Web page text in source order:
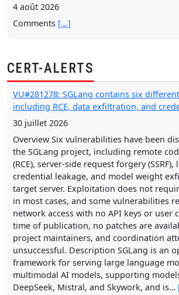
4 août 2026
Comments [...]
Plate Readers
6 août 2026
Comments[...]
The Simple Elegance of the Integrated
Loopback Fastener
2 août 2026
Comments[...]
Pareto Front
29 juillet 2026
Comments[...]
Show HN: I spent 2 years designing a
Keyboard
6 août 2026
CERT-ALERTS
VU#281278: SGLang contains six
including RCE, data exfiltration, and
30 juillet 2026
Overview Six vulnerabilities have been
the SGLang project, including remote
(RCE), server-side request forgery
credential leakage, and model weight
target server. Exploitation does not
in most cases, and some vulnerabilities
network access with no API keys or user
time of publication, no patches are
project maintainers, and coordination
unsuccessful. Description SGLang is an
framework for serving large language
multimodal AI models, supporting
DeepSeek, Mistral, and Skywork, and is…